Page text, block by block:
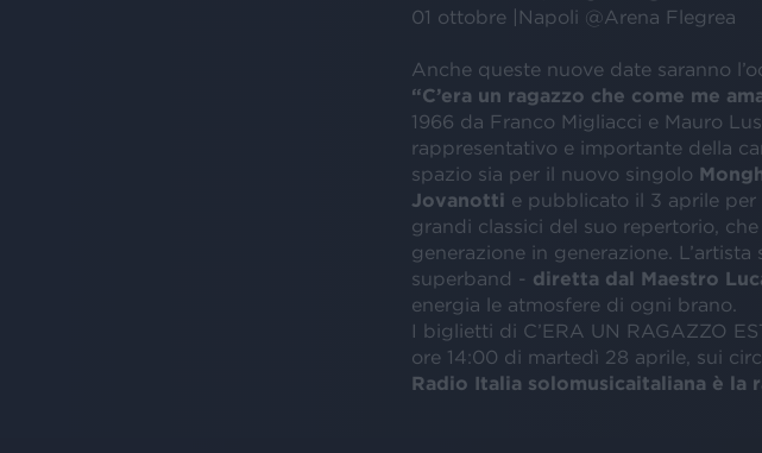
01 ottobre |Napoli @Arena Flegrea
Anche queste nuove date saranno
“C’era un ragazzo che come me
1966 da Franco Migliacci e Mauro
rappresentativo e importante della
spazio sia per il nuovo singolo
Jovanotti e pubblicato il 3 aprile
grandi classici del suo repertorio,
generazione in generazione.
superband - diretta dal Maestro
energia le atmosfere di ogni brano.
I biglietti di C’ERA UN RAGAZZO
ore 14:00 di martedì 28 aprile, sui
Radio Italia solomusicaitaliana è la